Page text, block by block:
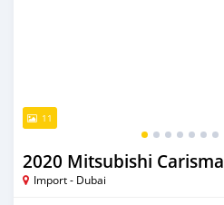
11
2020 Mitsubishi Carisma
Import - Dubai